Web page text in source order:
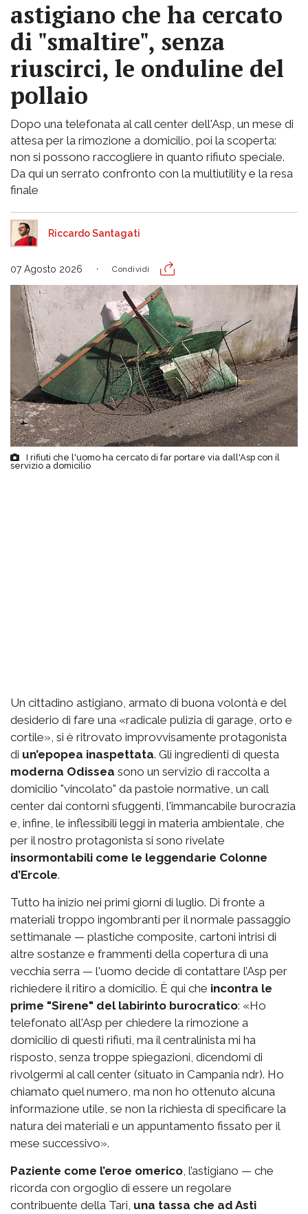
astigiano che ha cercato
di "smaltire", senza
riuscirci, le onduline del
pollaio
Dopo una telefonata al call center dell'Asp, un mese di
attesa per la rimozione a domicilio, poi la scoperta:
non si possono raccogliere in quanto rifiuto speciale.
Da qui un serrato confronto con la multiutility e la resa
finale
Riccardo Santagati
07 Agosto 2026 Condividi
I rifiuti che l'uomo ha cercato di far portare via dall'Asp con il
servizio a domicilio
Un cittadino astigiano, armato di buona volontà e del
desiderio di fare una «radicale pulizia di garage, orto e
cortile», si è ritrovato improvvisamente protagonista
di un’epopea inaspettata. Gli ingredienti di questa
moderna Odissea sono un servizio di raccolta a
domicilio "vincolato" da pastoie normative, un call
center dai contorni sfuggenti, l'immancabile burocrazia
e, infine, le inflessibili leggi in materia ambientale, che
per il nostro protagonista si sono rivelate
insormontabili come le leggendarie Colonne
d’Ercole.
Tutto ha inizio nei primi giorni di luglio. Di fronte a
materiali troppo ingombranti per il normale passaggio
settimanale — plastiche composite, cartoni intrisi di
altre sostanze e frammenti della copertura di una
vecchia serra — l'uomo decide di contattare l’Asp per
richiedere il ritiro a domicilio. È qui che incontra le
prime "Sirene" del labirinto burocratico: «Ho
telefonato all'Asp per chiedere la rimozione a
domicilio di questi rifiuti, ma il centralinista mi ha
risposto, senza troppe spiegazioni, dicendomi di
rivolgermi al call center (situato in Campania ndr). Ho
chiamato quel numero, ma non ho ottenuto alcuna
informazione utile, se non la richiesta di specificare la
natura dei materiali e un appuntamento fissato per il
mese successivo».
Paziente come l’eroe omerico , l’astigiano — che
ricorda con orgoglio di essere un regolare
contribuente della Tari, una tassa che ad Asti